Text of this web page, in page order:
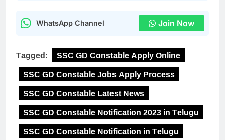
WhatsApp Channel Join Now
Tagged:
SSC GD Constable Apply Online
SSC GD Constable Jobs Apply Process
SSC GD Constable Latest News
SSC GD Constable Notification 2023 in Telugu
SSC GD Constable Notification in Telugu